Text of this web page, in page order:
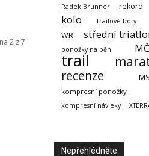
2 z 7
Radek Brunner rekord
kolo trailové boty
WR střední
ponožky na běh
trail
recenze MS
kompresní ponožky
kompresní návleky
Nepřehlédněte